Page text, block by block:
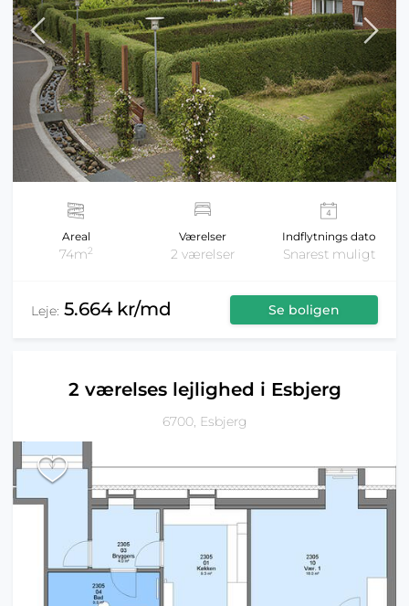
Areal
74m2
Værelser
2 værelser
Indflytnings dato
Snarest muligt
Leje: 5.664 kr/md Se boligen
2 værelses lejlighed i Esbjerg
6700, Esbjerg